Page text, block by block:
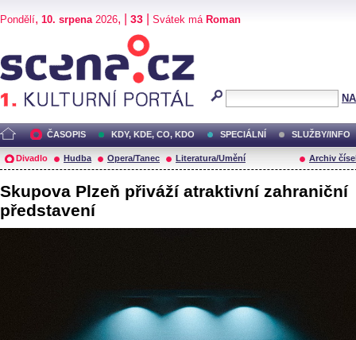
Pondělí, 10. srpena2026, | 33 Svátek má Roman
ČASOPIS KDY, KDE, CO, KDO SPECIÁLNÍ SLUŽBY/INFO
Divadlo Hudba Opera/Tanec Literatura/Umění Archiv
Skupova Plzeň přiváží atraktivní zahraniční
představení